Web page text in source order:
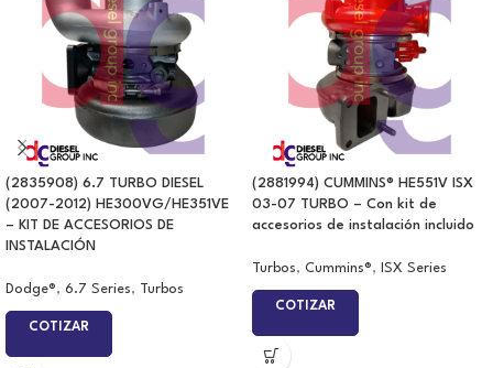
(2835908) 6.7 TURBO DIESEL
(2007-2012) HE300VG/HE351VE
– KIT DE ACCESORIOS DE
INSTALACIÓN
Dodge®, 6.7 Series, Turbos
COTIZAR
(2881994) CUMMINS® HE551V ISX
03-07 TURBO – Con kit de
accesorios de instalación incluido
Turbos, Cummins®, ISX Series
COTIZAR